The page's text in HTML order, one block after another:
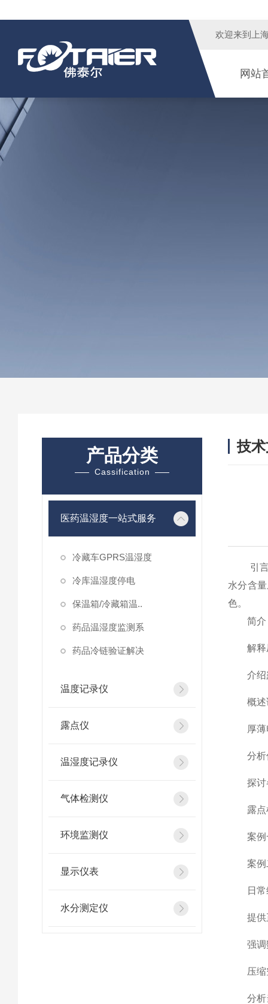
欢迎来到 上
网站
产品分类
Cassification
医药温湿度一站式服务
冷藏车GPRS温湿度
冷库温湿度停电
保温箱/冷藏箱温..
药品温湿度监测系
药品冷链验证解决
温度记录仪
露点仪
温湿度记录仪
气体检测仪
环境监测仪
显示仪表
水分测定仪
技
引言：
水分含
色。
简介
解释压
介绍露
概述该
厚薄电
分析传
探讨各
露点检
案例一
案例二
日常
提供正
强调数
压缩空
分析当